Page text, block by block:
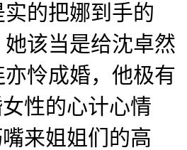
的把娜到手的
该当是给沈卓然
怜成婚，他极有
性的心计心情
来姐姐们的高